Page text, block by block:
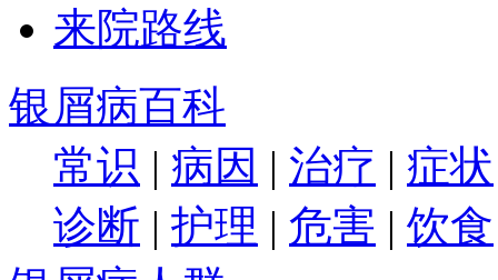
来院路线
银屑病百科
常识 | 病因 | 治疗 | 症状
诊断 | 护理 | 危害 | 饮食